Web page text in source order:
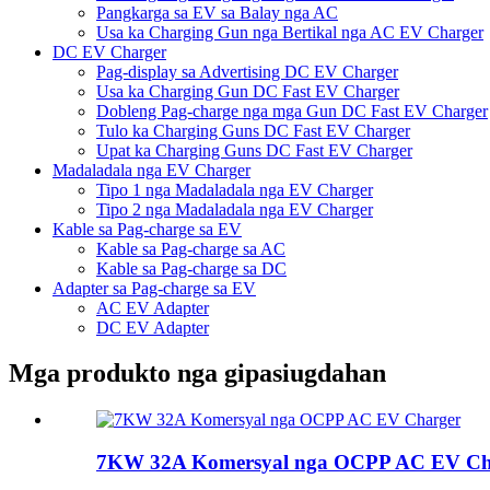
Pangkarga sa EV sa Balay nga AC
Usa ka Charging Gun nga Bertikal nga AC EV Charger
DC EV Charger
Pag-display sa Advertising DC EV Charger
Usa ka Charging Gun DC Fast EV Charger
Dobleng Pag-charge nga mga Gun DC Fast EV Charger
Tulo ka Charging Guns DC Fast EV Charger
Upat ka Charging Guns DC Fast EV Charger
Madaladala nga EV Charger
Tipo 1 nga Madaladala nga EV Charger
Tipo 2 nga Madaladala nga EV Charger
Kable sa Pag-charge sa EV
Kable sa Pag-charge sa AC
Kable sa Pag-charge sa DC
Adapter sa Pag-charge sa EV
AC EV Adapter
DC EV Adapter
Mga produkto nga gipasiugdahan
7KW 32A Komersyal nga OCPP AC EV